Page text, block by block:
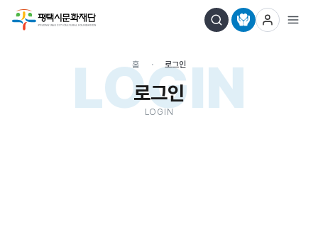
LOGIN
홈 로그인
로그인
LOGIN